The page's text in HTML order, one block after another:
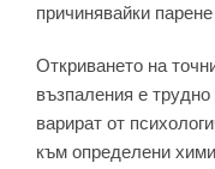
причинявайки
Откриването на
възпаления е
варират от
към определени